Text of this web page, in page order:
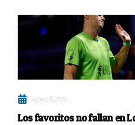
agosto 8, 2026
Los favoritos no fallan en